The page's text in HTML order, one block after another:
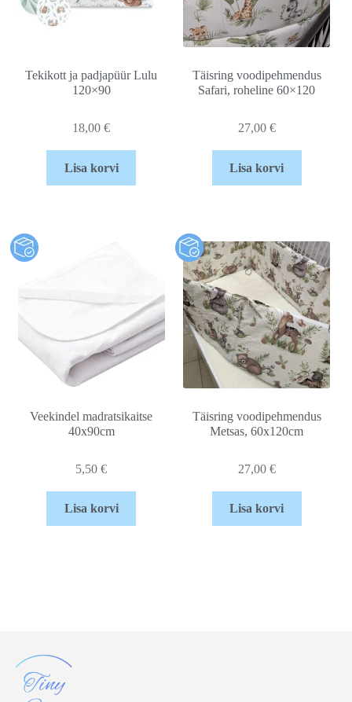
Tekikott ja padjapüür Lulu
120×90
18,00€
Lisa korvi
Täisring voodipehmendus
Safari, roheline 60×120
27,00 €
Lisa korvi
Veekindel madratsikaitse
40x90cm
5,50€
Lisa korvi
Täisring voodipehmendus
Metsas, 60x120cm
27,00 €
Lisa korvi